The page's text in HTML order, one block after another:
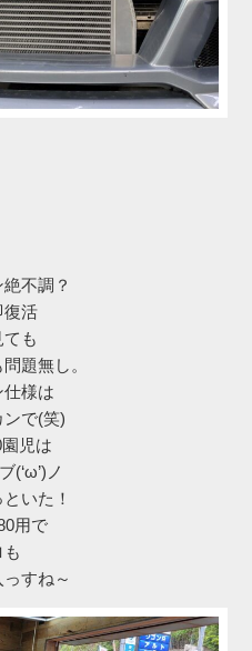
不調？
復活
も
題無し。
仕様は
で(笑)
児は
(‘ω’)ノ
いた！
用で
すね～